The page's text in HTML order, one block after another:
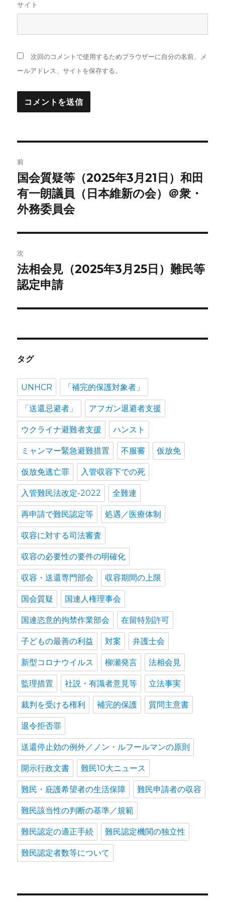
サイト
次回のコメントで使用するためブラウザーに自分の名前、メ
ールアドレス、サイトを保存する。
稿
ナ
ビ
ゲ
ー
シ
前
前
の
投
国会質疑等（2025年3月21日）和田
有一朗議員（日本維新の会）＠衆・
外務委員会
次
次
の
稿:
法相会見（2025年3月25日）難民等
認定申請
タグ
UNHCR 「補完的保護対象者」
「送還忌避者」 アフガン退避者支援
ウクライナ避難者支援 ハンスト
ミャンマー緊急避難措置 不服審 仮放免
仮放免逃亡罪 入管収容下での死
入管難民法改定-2022 全難連
再申請で難民認定等 処遇／医療体制
収容に対する司法審査
収容の必要性の要件の明確化
収容・送還専門部会 収容期間の上限
国会質疑 国連人権理事会
国連恣意的拘禁作業部会 在留特別許可
子どもの最善の利益 対案 弁護士会
新型コロナウイルス 柳瀬発言 法相会見
監理措置 社説・有識者意見等 立法事実
裁判を受ける権利 補完的保護 質問主意書
退令拒否罪
送還停止効の例外／ノン・ルフールマンの原則
開示行政文書 難民10大ニュース
難民・庇護希望者の生活保障 難民申請者の収容
難民該当性の判断の基準／規範
難民認定の適正手続 難民認定機関の独立性
難民認定者数等について